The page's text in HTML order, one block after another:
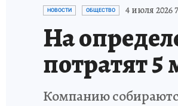
ПРОИСШЕСТВИЯ
НОВОСТИ ОБЩЕСТВО 4 июля 2026
На
потратят 5
Компанию